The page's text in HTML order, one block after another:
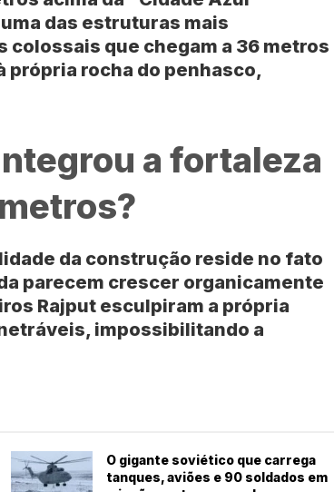
das estruturas mais
colossais que chegam a 36 metros
rocha do penhasco,
a fortaleza
da construção reside no fato
parecem crescer organicamente
Rajput esculpiram a própria
impossibilitando a
O gigante soviético que carrega
tanques, aviões e 90 soldados em